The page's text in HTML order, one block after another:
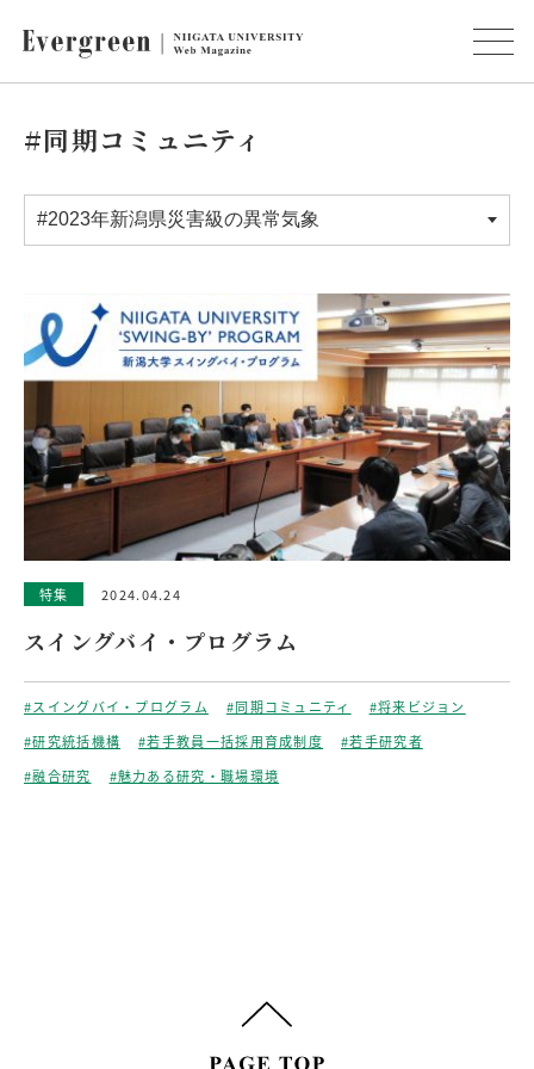
#同期コミュニティ
特集 2024.04.24
スイングバイ・プログラム
#スイングバイ・プログラム #同期コミュニティ
#将来ビジョン
#研究統括機構
#若手教員一括採用育成制度
#若手研究者
#融合研究
#魅力ある研究・職場環境